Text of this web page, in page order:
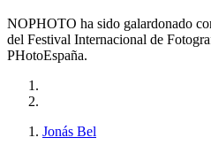
NOPHOTO ha sido galardonado
del Festival Internacional de
PHotoEspaña.
Jonás Bel